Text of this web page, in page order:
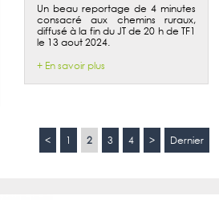
Un beau reportage de 4 minutes
consacré aux chemins ruraux,
diffusé à la fin du JT de 20 h de TF1
le 13 aout 2024.
+ En savoir plus
< 1 2 3 4 > Dernier